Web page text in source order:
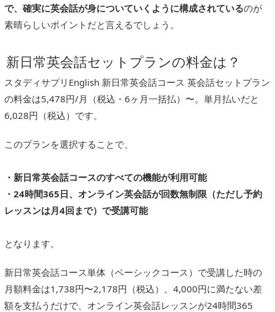
で、確実に英会話が身についていくように構成されているのが
素晴らしいポイントだと言えるでしょう。
新日常英会話セットプランの料金は？
スタディサプリEnglish 新日常英会話コース 英会話セットプラン
の料金は5,478円/月（税込・6ヶ月一括払）〜。単月払いだと
6,028円（税込）です。
このプランを選択することで、
・新日常英会話コースのすべての機能が利用可能
・24時間365日、オンライン英会話が回数無制限（ただし予約
レッスンは月4回まで）で受講可能
となります。
新日常英会話コース単体（ベーシックコース）で受講した時の
月額料金は1,738円〜2,178円（税込）。4,000円に満たない差
額を支払うだけで、オンライン英会話レッスンが24時間365